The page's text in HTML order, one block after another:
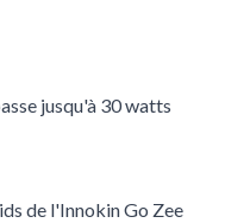
jusqu'à 30 watts
de l'Innokin Go Zee